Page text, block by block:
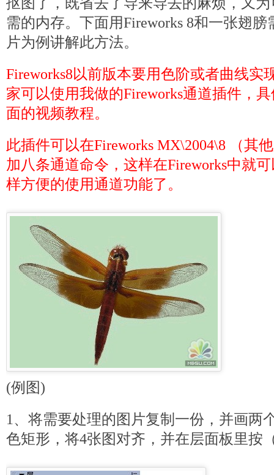
需的内存。下面用Fireworks 8和一张翅
片为例讲解此方法。
Fireworks8以前版本要用色阶或者曲线实
家可以使用我做的Fireworks通道插件，
面的视频教程。
此插件可以在Fireworks MX\2004\8 （其
加八条通道命令，这样在Fireworks中就可
样方便的使用通道功能了。
(例图)
1、将需要处理的图片复制一份，并画两
色矩形，将4张图对齐，并在层面板里按